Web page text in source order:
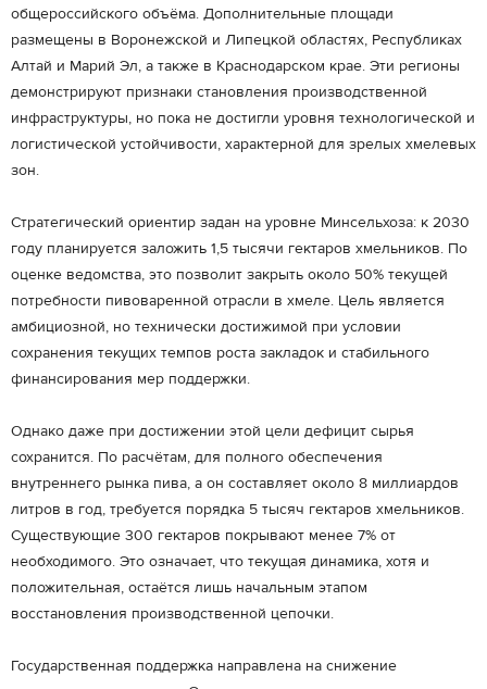
общероссийского объёма. Дополнительные площади
размещены в Воронежской и Липецкой областях, Республиках
Алтай и Марий Эл, а также в Краснодарском крае. Эти регионы
демонстрируют признаки становления производственной
инфраструктуры, но пока не достигли уровня технологической и
логистической устойчивости, характерной для зрелых хмелевых
зон.
Стратегический ориентир задан на уровне Минсельхоза: к 2030
году планируется заложить 1,5 тысячи гектаров хмельников. По
оценке ведомства, это позволит закрыть около 50% текущей
потребности пивоваренной отрасли в хмеле. Цель является
амбициозной, но технически достижимой при условии
сохранения текущих темпов роста закладок и стабильного
финансирования мер поддержки.
Однако даже при достижении этой цели дефицит сырья
сохранится. По расчётам, для полного обеспечения
внутреннего рынка пива, а он составляет около 8 миллиардов
литров в год, требуется порядка 5 тысяч гектаров хмельников.
Существующие 300 гектаров покрывают менее 7% от
необходимого. Это означает, что текущая динамика, хотя и
положительная, остаётся лишь начальным этапом
восстановления производственной цепочки.
Государственная поддержка направлена на снижение